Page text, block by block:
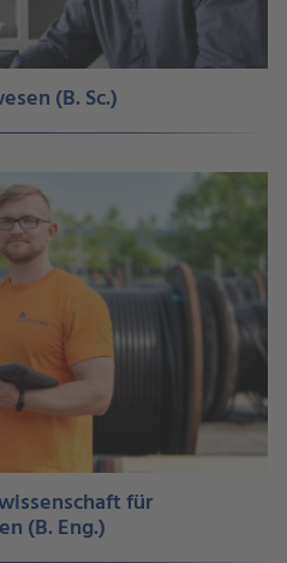
(B. Sc.)
für
(B. Eng.)